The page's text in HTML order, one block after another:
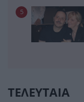
5
ΤΕΛΕΥΤΑΙΑ